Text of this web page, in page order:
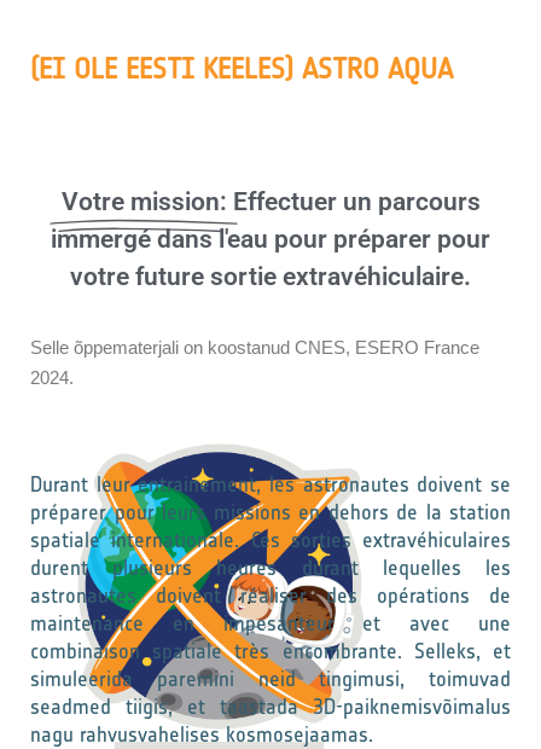
(EI OLE EESTI KEELES) ASTRO AQUA
Votre mission: Effectuer un parcours
immergé dans l'eau pour préparer pour
votre future sortie extravéhiculaire.
Selle õppematerjali on koostanud CNES, ESERO France
2024.
Durant leur entrainement, les astronautes doivent se
préparer pour leurs missions en dehors de la station
spatiale internationale. Ces sorties extravéhiculaires
durent plusieurs heures durant lequelles les
astronautes doivent réaliser des opérations de
maintenance en impesanteur et avec une
combinaison spatiale très encombrante. Selleks, et
simuleerida paremini neid tingimusi, toimuvad
seadmed tiigis, et taastada 3D-paiknemisvõimalus
nagu rahvusvahelises kosmosejaamas.